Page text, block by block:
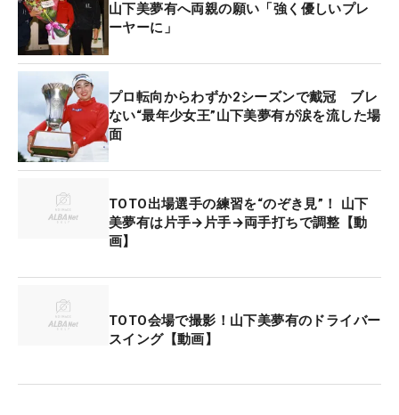
弾道計測器データの2本のスピン量の違いが、ラン
に影響を及ぼすという。「9.5°の方がキャリーは出
るけどランが全く出ず、距離も10ヤードぐらい損し
ている。コースによっては8.5°の方がランが出るの
で、朝トラックマンでデータを測って選びまし
た」。感覚だけでなく、しっかり数値を見て“1°の
差”を使い分けている。
山下美夢有へ両親の願い「強く優しいプレ
ーヤーに」
プロ転向からわずか2シーズンで戴冠 ブレ
ない“最年少女王”山下美夢有が涙を流した場
面
TOTO出場選手の練習を“のぞき見”！ 山下
美夢有は片手→片手→両手打ちで調整【動
画】
TOTO会場で撮影！山下美夢有のドライバー
スイング【動画】